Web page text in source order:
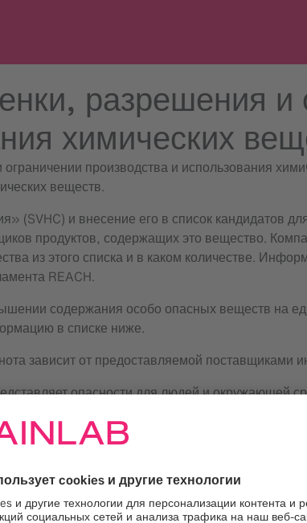
разрешения и
химических
производства и использования
веществ.
и внесение его в список кандидатов
продуктов, содержащих это вещество.
из этого списка и в каком количестве.
REACH.
содержания особо опасных веществ на
в списке ниже.
зависит от предоставляемой поставщиками
опасности для людей и окружающей
таблице ниже, оно не содержит особо
проверяется.
обращайтесь по адресу